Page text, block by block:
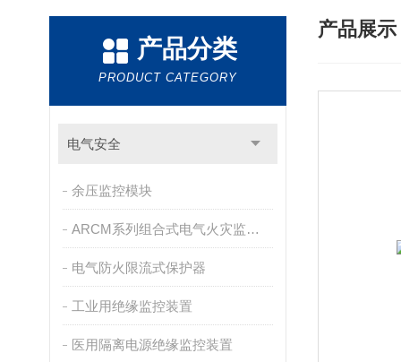
产品分类
PRODUCT CATEGORY
电气安全
余压监控模块
ARCM系列组合式电气火灾监控探测器
电气防火限流式保护器
工业用绝缘监控装置
医用隔离电源绝缘监控装置
产品展示